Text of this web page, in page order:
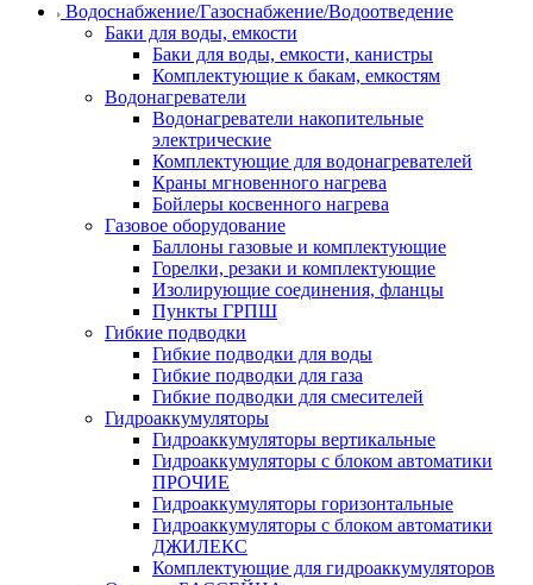
Водоснабжение/Газоснабжение/Водоотведение
Баки для воды, емкости
Баки для воды, емкости, канистры
Комплектующие к бакам, емкостям
Водонагреватели
Водонагреватели накопительные
электрические
Комплектующие для водонагревателей
Краны мгновенного нагрева
Бойлеры косвенного нагрева
Газовое оборудование
Баллоны газовые и комплектующие
Горелки, резаки и комплектующие
Изолирующие соединения, фланцы
Пункты ГРПШ
Гибкие подводки
Гибкие подводки для воды
Гибкие подводки для газа
Гибкие подводки для смесителей
Гидроаккумуляторы
Гидроаккумуляторы вертикальные
Гидроаккумуляторы с блоком автоматики
ПРОЧИЕ
Гидроаккумуляторы горизонтальные
Гидроаккумуляторы с блоком автоматики
ДЖИЛЕКС
Комплектующие для гидроаккумуляторов